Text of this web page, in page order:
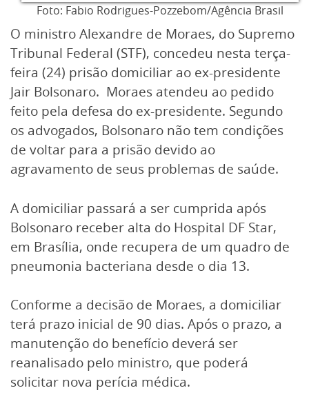
Foto: Fabio Rodrigues-Pozzebom/Agência Brasil
O ministro Alexandre de Moraes, do Supremo
Tribunal Federal (STF), concedeu nesta terça-
feira (24) prisão domiciliar ao ex-presidente
Jair Bolsonaro. Moraes atendeu ao pedido
feito pela defesa do ex-presidente. Segundo
os advogados, Bolsonaro não tem condições
de voltar para a prisão devido ao
agravamento de seus problemas de saúde.
A domiciliar passará a ser cumprida após
Bolsonaro receber alta do Hospital DF Star,
em Brasília, onde recupera de um quadro de
pneumonia bacteriana desde o dia 13.
Conforme a decisão de Moraes, a domiciliar
terá prazo inicial de 90 dias. Após o prazo, a
manutenção do benefício deverá ser
reanalisado pelo ministro, que poderá
solicitar nova perícia médica.